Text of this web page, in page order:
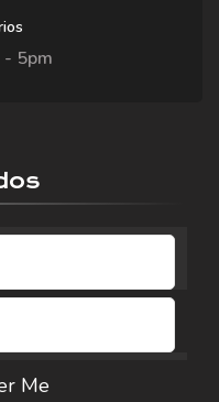
- 5pm
Me